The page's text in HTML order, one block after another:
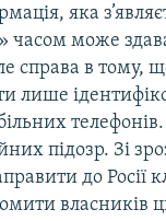
яка
часом може
справа в тому,
лише
підозр. Зі
до Росії
власників